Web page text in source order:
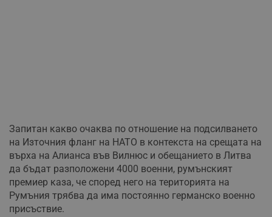
Запитан какво очаква по отношение на подсилването
на Източния фланг на НАТО в контекста на срещата на
върха на Алианса във Вилнюс и обещанието в Литва
да бъдат разположени 4000 военни, румънският
премиер каза, че според него на територията на
Румъния трябва да има постоянно германско военно
присъствие.